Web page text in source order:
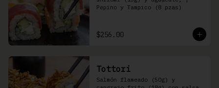
Pepino y Tampico (8 pzas)
$256.00
Tottori
Salmón flameado (50g) y